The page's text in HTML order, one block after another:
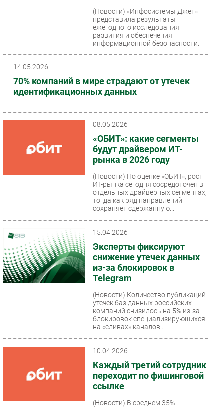
(Новости) «Инфосистемы Джет»
представила результаты
ежегодного исследования
развития и обеспечения
информационной безопасности.
14.05.2026
70% компаний в мире страдают от утечек
идентификационных данных
08.05.2026
«ОБИТ»: какие сегменты
будут драйвером ИТ-
рынка в 2026 году
(Новости) По оценке «ОБИТ», рост
ИТ-рынка сегодня сосредоточен в
отдельных драйверных сегментах,
тогда как ряд направлений
сохраняет сдержанную...
15.04.2026
Эксперты фиксируют
снижение утечек данных
из-за блокировок в
Telegram
(Новости) Количество публикаций
утечек баз данных российских
компаний снизилось на 5% из-за
блокировок специализирующихся
на «сливах» каналов...
10.04.2026
Каждый третий сотрудник
переходит по фишинговой
ссылке
(Новости) В среднем 35%